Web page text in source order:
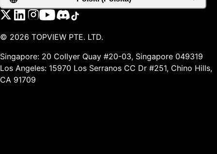
© 2026 TOPVIEW PTE. LTD.
Singapore: 20 Collyer Quay #20-03, Singapore 049319
Los Angeles: 15970 Los Serranos CC Dr #251, Chino Hills,
CA 91709